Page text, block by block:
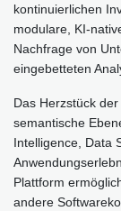
kontinuierlichen
modulare, KI-
Nachfrage von
eingebetteten
Das Herzstück
semantische
Intelligence, Data
Plattform
andere